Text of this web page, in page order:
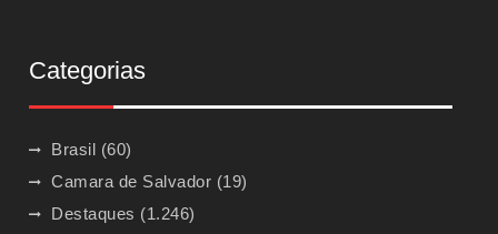
Categorias
Brasil (60)
Camara de Salvador (19)
Destaques (1.246)